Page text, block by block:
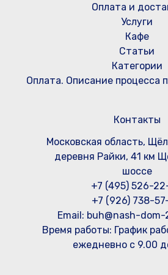
Оплата и
Услуги
Кафе
Статьи
Категории
Оплата. Описание процесса
Контакты
Московская область,
деревня Райки, 41 км
шоссе
+7 (495) 526-
+7 (926) 738-
Email: buh@nash-
Время работы: График
ежедневно с 9.00